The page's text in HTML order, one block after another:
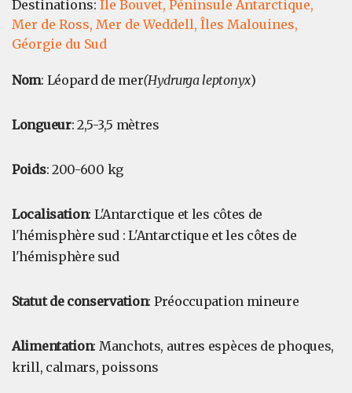
Destinations: Île Bouvet, Péninsule Antarctique,
Mer de Ross, Mer de Weddell, Îles Malouines,
Géorgie du Sud
Nom: Léopard de mer(Hydrurga leptonyx)
Longueur: 2,5-3,5 mètres
Poids: 200-600 kg
Localisation: L'Antarctique et les côtes de
l'hémisphère sud : L'Antarctique et les côtes de
l'hémisphère sud
Statut de conservation: Préoccupation mineure
Alimentation: Manchots, autres espèces de phoques,
krill, calmars, poissons